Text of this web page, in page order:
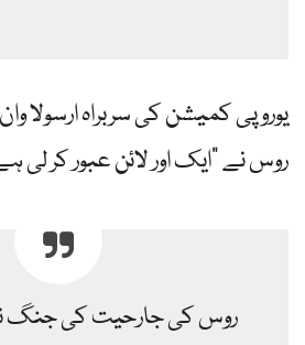
یوروپی کمیشن کی سربراہ ارسولا
روس نے "ایک اور لائن عبور کر لی
روس کی جارحیت کی جنگ